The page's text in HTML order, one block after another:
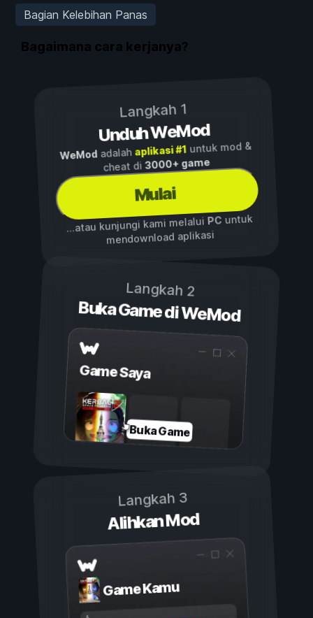
Bagian Kelebihan Panas
Bagaimana cara kerjanya?
Langkah 1
Unduh WeMod
WeModadalah aplikasi #1untuk mod &
cheat di3000+ game
Mulai
...atau kunjungi kami melalui PCuntuk
mendownload aplikasi
Langkah 2
Buka Game di WeMod
Game Saya
Buka Game
Langkah 3
Alihkan Mod
Game Kamu